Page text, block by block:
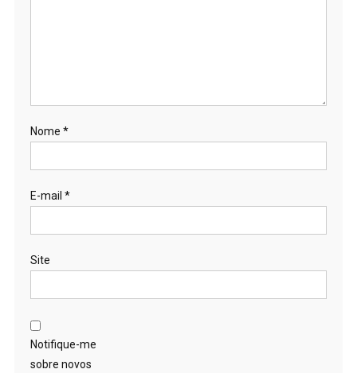
Nome *
E-mail *
Site
Notifique-me
sobre novos